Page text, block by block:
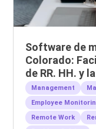
Software de
Colorado:
de RR. HH. y
remotos.
Management
Employee
Remote Work